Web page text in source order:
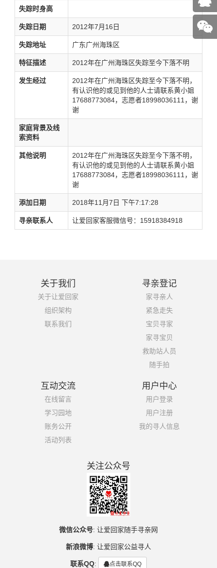
失踪时身高
失踪日期 2012年7月16日
失踪地址 广东广州海珠区
特征描述 2012年在广州海珠区失踪至今下落不明
发生经过
2012年在广州海珠区失踪至今下落不明，
有认识他的或见到他的人士请联系黄小姐
17688773084，志愿者18998036111，谢
谢
家庭背景及线
索资料
其他说明
2012年在广州海珠区失踪至今下落不明，
有认识他的或见到他的人士请联系黄小姐
17688773084，志愿者18998036111，谢
谢
添加日期 2018年11月7日 下午7:17:28
寻亲联系人 让爱回家客服微信号：15918384918
关于我们
关于让爱回家
组织架构
联系我们
寻亲登记
家寻亲人
紧急走失
宝贝寻家
家寻宝贝
救助站人员
随手拍
互动交流
在线留言
学习园地
账务公开
活动列表
用户中心
用户登录
用户注册
我的寻人信息
关注公众号
微信公众号: 让爱回家随手寻亲网
新浪微博: 让爱回家公益寻人
联系QQ: 点击联系QQ